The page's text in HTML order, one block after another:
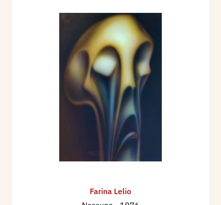
Dalle cosmologie alle inquiete visioni
all’aerografo del pittore Lelio Farina (1973-
Ho conosciuto Lelio Farina (1934-2024) alcuni
anni fa, quando mi fu presentato dall’amico
Gianfranco Tognarelli. Risiedeva a Milano, in
piazza Udine, in un ampio e luminoso attico non
lontano dal centro. Questo intervento vuole
ripercorrere le impressioni che mi diedero alcune
delle opere che erano appese nella casa studio
dell’artista il giorno di quella mia prima visita.
con disinvoltura i suoi ottant’anni, un artista a
Farina Lelio